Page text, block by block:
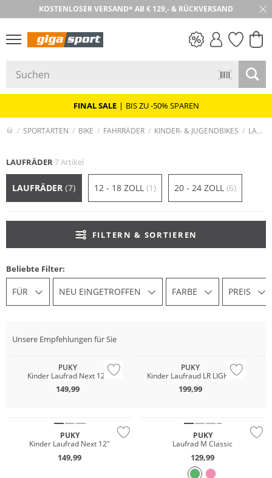
KOSTENLOSER VERSAND* AB € 129,- & RÜCKVERSAND
FINAL SALE | BIS ZU -50% SPAREN
SPORTARTEN BIKE FAHRRÄDER KINDER- & JUGENDBIKES LAUFRÄDER
LAUFRÄDER7 Artikel
LAUFRÄDER (7) 12 - 18 ZOLL (1) 20 - 24 ZOLL (6)
FILTERN & SORTIEREN
Beliebte Filter:
FÜR NEU EINGETROFFEN FARBE PREIS
Unsere Empfehlungen für Sie
PUKY
Kinder Laufrad Next 12"
149,99
PUKY
Kinder Laufraud LR LIGHT
199,99
PUKY
Kinder Laufrad Next 12"
149,99
PUKY
Laufrad M Classic
129,99